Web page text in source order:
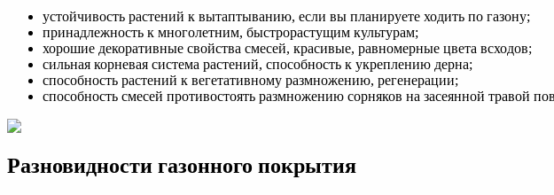
устойчивость растений к вытаптыванию, если вы планируете ходить по газону;
принадлежность к многолетним, быстрорастущим культурам;
хорошие декоративные свойства смесей, красивые, равномерные цвета всходов;
сильная корневая система растений, способность к укреплению дерна;
способность растений к вегетативному размножению, регенерации;
способность смесей противостоять размножению сорняков на засеянной травой
Разновидности газонного покрытия